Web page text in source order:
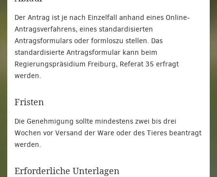
Der Antrag ist je nach Einzelfall anhand eines Online-
Antragsverfahrens, eines standardisierten
Antragsformulars oder formloszu stellen. Das
standardisierte Antragsformular kann beim
Regierungspräsidium Freiburg, Referat 35 erfragt
werden.
Fristen
Die Genehmigung sollte mindestens zwei bis drei
Wochen vor Versand der Ware oder des Tieres beantragt
werden.
Erforderliche Unterlagen